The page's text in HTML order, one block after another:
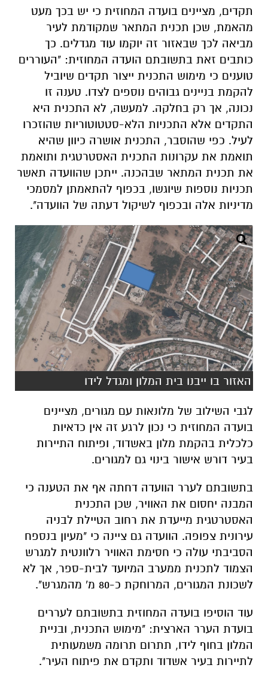
תקדים, מציינים בועדה המחוזית כי יש בכך מעט
מהאמת, שכן תכנית המתאר שמקודמת לעיר
מביאה לכך שבאזור זה יוקמו עוד מגדלים. כך
כותבים זאת בתשובתם הועדה המחוזית: "העוררים
טוענים כי מימוש התכנית ייצור תקדים שיוביל
להקמת בניינים גבוהים נוספים לצדו. טענה זו
נכונה, אך רק בחלקה. למעשה, לא התכנית היא
התקדים אלא התכניות הלא-סטטוטוריות שהוזכרו
לעיל. כפי שהוסבר, התכנית אושרה כיוון שהיא
תואמת את עקרונות התכנית האסטרטגית ותואמת
את תכנית המתאר שבהכנה. ייתכן שהוועדה תאשר
תכניות נוספות שיוגשו, בכפוף להתאמתן למסמכי
מדיניות אלה ובכפוף לשיקול דעתה של הוועדה".
האזור בו ייבנו בית המלון ומגדל לידו
לגבי השילוב של מלונאות עם מגורים, מציינים
בועדה המחוזית כי נכון לרגע זה אין כדאיות
כלכלית בהקמת מלון באשדוד, ופיתוח התיירות
בעיר דורש אישור בינוי גם למגורים.
בתשובתם לערר הוועדה דחתה אף את הטענה כי
המבנה יחסום את האוויר, שכן התכנית
האסטרטגית מייעדת את רחוב הטיילת לבניה
עירונית צפופה. הוועדה גם ציינה כי "מעיון בנספח
הסביבתי עולה כי חסימת האוויר רלוונטית למגרש
הצמוד לתכנית ממערב המיועד לבית-ספר, אך לא
לשכונת המגורים, המרוחקת כ-80 מ' מהמגרש".
עוד הוסיפו בועדה המחוזית בתשובתם לעררים
בועדת הערר הארצית: "מימוש התכנית, ובניית
המלון בחוף לידו, תתרום תרומה משמעותית
לתיירות בעיר אשדוד ותקדם את פיתוח העיר".